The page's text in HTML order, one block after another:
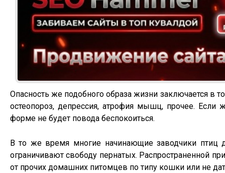
Опасность же подобного образа жизни заключается в
остеопороз, депрессия, атрофия мышц, прочее. Если
форме не будет повода беспокоиться.
В то же время многие начинающие заводчики птиц
ограничивают свободу пернатых. Распространенной
от прочих домашних питомцев по типу кошки или не